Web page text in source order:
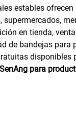
estables
en tienda,
de bandejas
disponibles
para